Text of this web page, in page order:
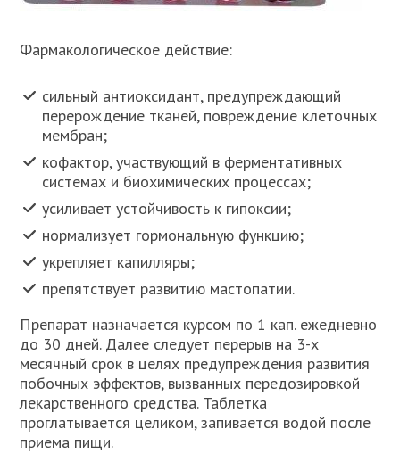
Фармакологическое действие:
сильный антиоксидант, предупреждающий
перерождение тканей, повреждение клеточных
мембран;
кофактор, участвующий в ферментативных
системах и биохимических процессах;
усиливает устойчивость к гипоксии;
нормализует гормональную функцию;
укрепляет капилляры;
препятствует развитию мастопатии.
Препарат назначается курсом по 1 кап. ежедневно
до 30 дней. Далее следует перерыв на 3-х
месячный срок в целях предупреждения развития
побочных эффектов, вызванных передозировкой
лекарственного средства. Таблетка
проглатывается целиком, запивается водой после
приема пищи.